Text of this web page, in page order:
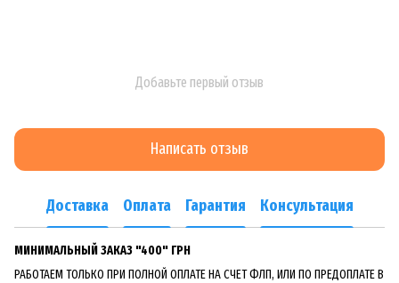
Добавьте первый отзыв
Написать отзыв
Доставка Оплата Гарантия Консультация
МИНИМАЛЬНЫЙ ЗАКАЗ "400" ГРН
РАБОТАЕМ ТОЛЬКО ПРИ ПОЛНОЙ ОПЛАТЕ НА СЧЕТ ФЛП, ИЛИ ПО ПРЕДОПЛАТЕ В